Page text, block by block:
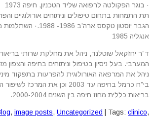
· בוגר הפקולטה לרפואה שליד הטכניון, חיפה 1973
תת התמחות בתחום טיפולים וניתוחים אורולוגיים
הגבר יוסטון טקסס ארה’ב 1986- 1988.
· השתלמות
אנגליה 1985
ד”ר יחזקאל שוטלנד, ניהל את מחלקת שרותי
המערבי. בעל ניסיון בטיפול וניתוחים בחיפה והצפון מזה כ-
ניהל את המרפאה האורולוגית להפרעות בתפקוד
בי”ח כרמל בחיפה עד 2003 וכן את
בריאות כללית מחוז חיפה בין השנים 2000-2004.
, image posts, Uncategorized | Tags: clinico,